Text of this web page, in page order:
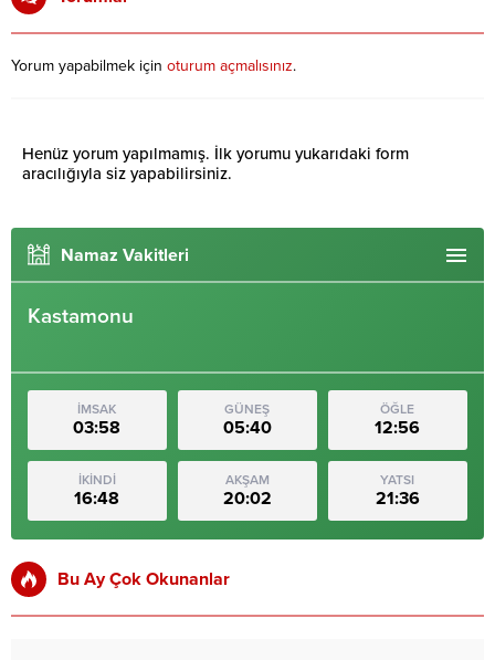
Yorum yapabilmek için oturum açmalısınız.
Henüz yorum yapılmamış. İlk yorumu yukarıdaki form
aracılığıyla siz yapabilirsiniz.
Namaz Vakitleri
Kastamonu
İMSAK
03:58
GÜNEŞ
05:40
ÖĞLE
12:56
İKİNDİ
16:48
AKŞAM
20:02
YATSI
21:36
Bu Ay Çok Okunanlar